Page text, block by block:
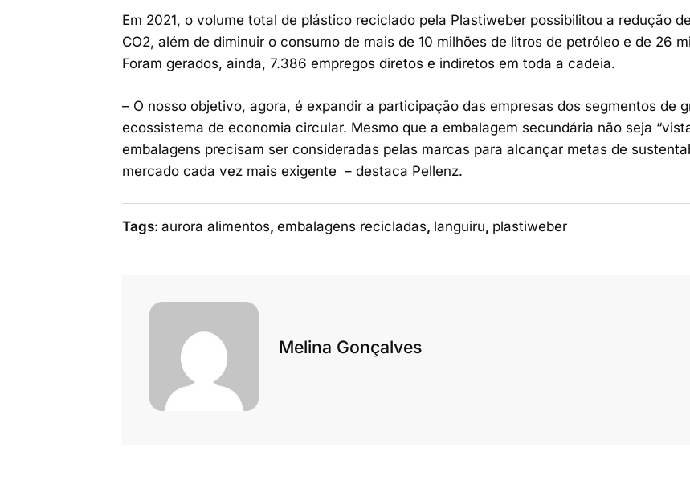
Em 2021, o volume total de plástico reciclado pela Plastiweber possibilitou a redução
CO2, além de diminuir o consumo de mais de 10 milhões de litros de petróleo e de 26
Foram gerados, ainda, 7.386 empregos diretos e indiretos em toda a cadeia.
– O nosso objetivo, agora, é expandir a participação das empresas dos segmentos de
ecossistema de economia circular. Mesmo que a embalagem secundária não seja
embalagens precisam ser consideradas pelas marcas para alcançar metas de
mercado cada vez mais exigente – destaca Pellenz.
Tags: aurora alimentos, embalagens recicladas, languiru, plastiweber
Melina Gonçalves